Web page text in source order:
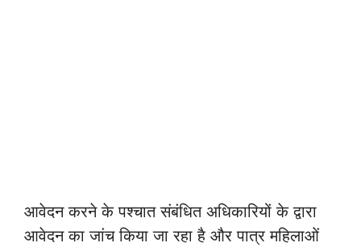
आवेदन करने के पश्चात संबंधित अधिकारियों के द्वारा
आवेदन का जांच किया जा रहा है और पात्र महिलाओं